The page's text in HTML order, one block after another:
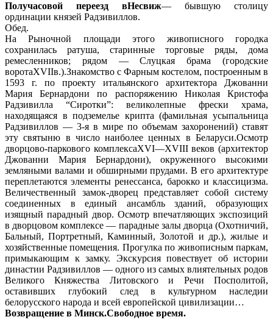
Получасовой переезд вНесвиж— бывшую столицу
ординации князей Радзивиллов.
Обед.
На Рыночной площади этого живописного городка
сохранилась ратуша, старинные торговые ряды, дома
ремесленников; рядом — Слуцкая брама (городские
воротаXVIIв.).Знакомство с Фарным костелом, построенным в
1593 г. по проекту итальянского архитектора Джованни
Мария Бернардони по распоряжению Николая Кристофа
Радзивилла “Сиротки”: великолепные фрески храма,
находящаяся в подземелье крипта (фамильная усыпальница
Радзивиллов — 3-я в мире по объемам захоронений) ставят
эту святыню в число наиболее ценных в Беларуси.Осмотр
дворцово-паркового комплексаXVI—XVIII веков (архитектор
Джованни Мария Бернардони), окруженного высокими
земляными валами и обширными прудами. В его архитектуре
переплетаются элементы ренессанса, барокко и классицизма.
Величественный замок-дворец представляет собой систему
соединенных в единый ансамбль зданий, образующих
изящный парадный двор. Осмотр впечатляющих экспозиций
в дворцовом комплексе — парадные залы дворца (Охотничий,
Бальный, Портретный, Каминный, Золотой и др.), жилые и
хозяйственные помещения. Прогулка по живописным паркам,
примыкающим к замку. Экскурсия повествует об истории
династии Радзивиллов — одного из самых влиятельных родов
Великого Княжества Литовского и Речи Посполитой,
оставивших глубокий след в культурном наследии
белорусского народа и всей европейской цивилизации…
Возвращение в Минск.Свободное время.